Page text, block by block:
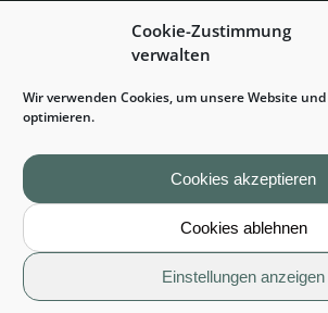
Cookie-Zustimmung
verwalten
Wir verwenden Cookies, um unsere Website
optimieren.
Cookies akzeptieren
Cookies ablehnen
Einstellungen anzeigen
Anschlussfinanzierung
Bausparen
Tel. +49 173 343 72 48